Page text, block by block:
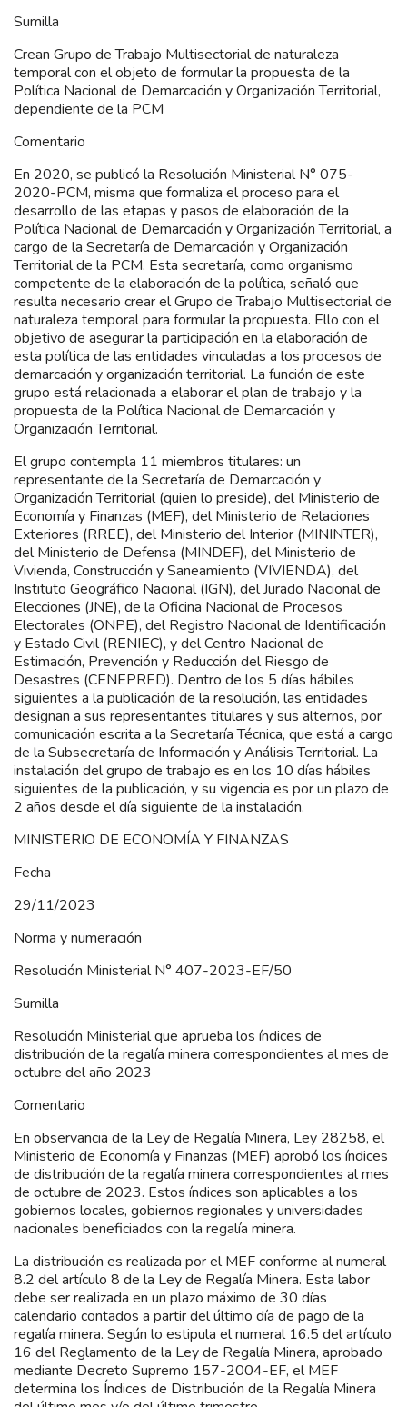
Sumilla
Crean Grupo de Trabajo Multisectorial de naturaleza
temporal con el objeto de formular la propuesta de la
Política Nacional de Demarcación y Organización Territorial,
dependiente de la PCM
Comentario
En 2020, se publicó la Resolución Ministerial N° 075-
2020-PCM, misma que formaliza el proceso para el
desarrollo de las etapas y pasos de elaboración de la
Política Nacional de Demarcación y Organización Territorial, a
cargo de la Secretaría de Demarcación y Organización
Territorial de la PCM. Esta secretaría, como organismo
competente de la elaboración de la política, señaló que
resulta necesario crear el Grupo de Trabajo Multisectorial de
naturaleza temporal para formular la propuesta. Ello con el
objetivo de asegurar la participación en la elaboración de
esta política de las entidades vinculadas a los procesos de
demarcación y organización territorial. La función de este
grupo está relacionada a elaborar el plan de trabajo y la
propuesta de la Política Nacional de Demarcación y
Organización Territorial.
El grupo contempla 11 miembros titulares: un
representante de la Secretaría de Demarcación y
Organización Territorial (quien lo preside), del Ministerio de
Economía y Finanzas (MEF), del Ministerio de Relaciones
Exteriores (RREE), del Ministerio del Interior (MININTER),
del Ministerio de Defensa (MINDEF), del Ministerio de
Vivienda, Construcción y Saneamiento (VIVIENDA), del
Instituto Geográfico Nacional (IGN), del Jurado Nacional de
Elecciones (JNE), de la Oficina Nacional de Procesos
Electorales (ONPE), del Registro Nacional de Identificación
y Estado Civil (RENIEC), y del Centro Nacional de
Estimación, Prevención y Reducción del Riesgo de
Desastres (CENEPRED). Dentro de los 5 días hábiles
siguientes a la publicación de la resolución, las entidades
designan a sus representantes titulares y sus alternos, por
comunicación escrita a la Secretaría Técnica, que está a cargo
de la Subsecretaría de Información y Análisis Territorial. La
instalación del grupo de trabajo es en los 10 días hábiles
siguientes de la publicación, y su vigencia es por un plazo de
2 años desde el día siguiente de la instalación.
MINISTERIO DE ECONOMÍA Y FINANZAS
Fecha
29/11/2023
Norma y numeración
Resolución Ministerial N° 407-2023-EF/50
Sumilla
Resolución Ministerial que aprueba los índices de
distribución de la regalía minera correspondientes al mes de
octubre del año 2023
Comentario
En observancia de la Ley de Regalía Minera, Ley 28258, el
Ministerio de Economía y Finanzas (MEF) aprobó los índices
de distribución de la regalía minera correspondientes al mes
de octubre de 2023. Estos índices son aplicables a los
gobiernos locales, gobiernos regionales y universidades
nacionales beneficiados con la regalía minera.
La distribución es realizada por el MEF conforme al numeral
8.2 del artículo 8 de la Ley de Regalía Minera. Esta labor
debe ser realizada en un plazo máximo de 30 días
calendario contados a partir del último día de pago de la
regalía minera. Según lo estipula el numeral 16.5 del artículo
16 del Reglamento de la Ley de Regalía Minera, aprobado
mediante Decreto Supremo 157-2004-EF, el MEF
determina los Índices de Distribución de la Regalía Minera